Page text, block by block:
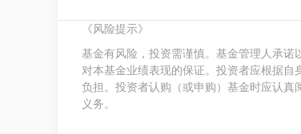
《风险提示》
基金有风险，投资需谨慎。基金管理人承
对本基金业绩表现的保证。投资者应根据
负担。投资者认购（或申购）基金时应认
义务。